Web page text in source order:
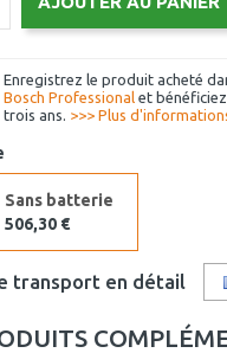
Enregistrez le produit acheté
Bosch Professional et
trois ans. >>> Plus
Sans batterie
506,30 €
transport en détail